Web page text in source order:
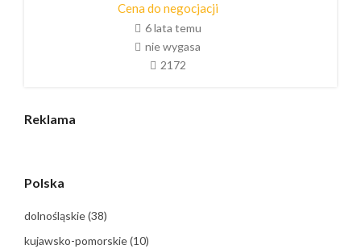
Cena do negocjacji
6 lata temu
nie wygasa
2172
Reklama
Polska
dolnośląskie(38)
kujawsko-pomorskie(10)